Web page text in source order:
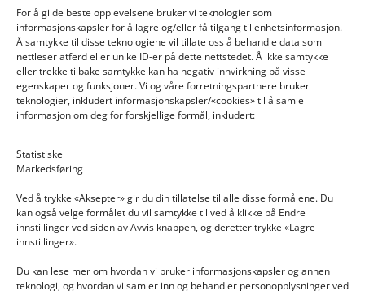
For å gi de beste opplevelsene bruker vi teknologier som
informasjonskapsler for å lagre og/eller få tilgang til enhetsinformasjon.
Å samtykke til disse teknologiene vil tillate oss å behandle data som
nettleser atferd eller unike ID-er på dette nettstedet. Å ikke samtykke
eller trekke tilbake samtykke kan ha negativ innvirkning på visse
egenskaper og funksjoner. Vi og våre forretningspartnere bruker
teknologier, inkludert informasjonskapsler/«cookies» til å samle
informasjon om deg for forskjellige formål, inkludert:
Statistiske
Markedsføring
Ved å trykke «Aksepter» gir du din tillatelse til alle disse formålene. Du
kan også velge formålet du vil samtykke til ved å klikke på Endre
innstillinger ved siden av Avvis knappen, og deretter trykke «Lagre
innstillinger».
Du kan lese mer om hvordan vi bruker informasjonskapsler og annen
teknologi, og hvordan vi samler inn og behandler personopplysninger ved
INFORMASJON